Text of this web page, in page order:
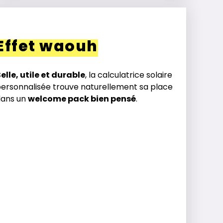
waouh
utile et durable, la calculatrice solaire
trouve naturellement sa place
unwelcome pack bien pensé.